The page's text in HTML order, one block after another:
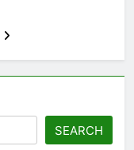
SEARCH